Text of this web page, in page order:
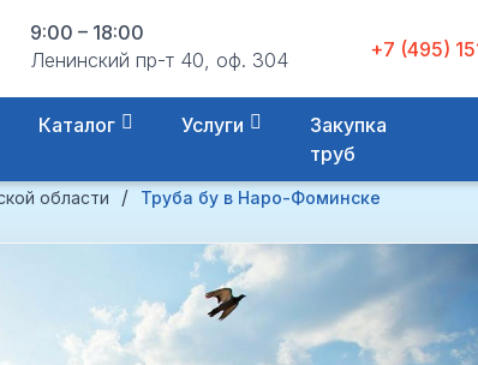
9:00 – 18:00
Ленинский пр-т 40, оф. 304
+7 (495)
Каталог Услуги
Закупка
труб
области / Труба бу в Наро-Фоминске